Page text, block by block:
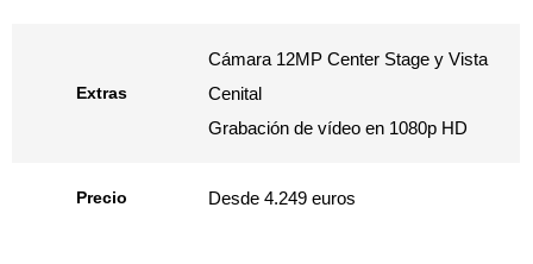
Extras
Cámara 12MP Center Stage y Vista
Cenital
Grabación de vídeo en 1080p HD
Precio Desde 4.249 euros